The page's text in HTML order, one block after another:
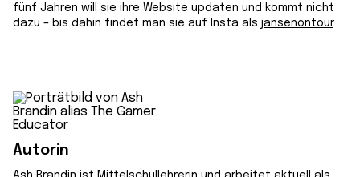
fünf Jahren will sie ihre Website updaten und kommt nicht
dazu – bis dahin findet man sie auf Insta als jansenontour.
Autorin